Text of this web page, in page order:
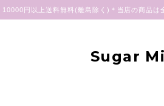
10000円以上送料無料(離島除く)＊当店の商品は
Sugar